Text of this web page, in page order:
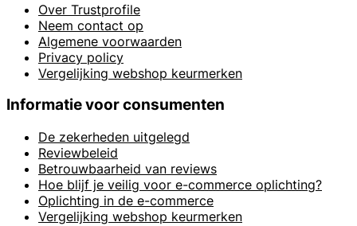
Over Trustprofile
Neem contact op
Algemene voorwaarden
Privacy policy
Vergelijking webshop keurmerken
Informatie voor consumenten
De zekerheden uitgelegd
Reviewbeleid
Betrouwbaarheid van reviews
Hoe blijf je veilig voor e-commerce oplichting?
Oplichting in de e-commerce
Vergelijking webshop keurmerken